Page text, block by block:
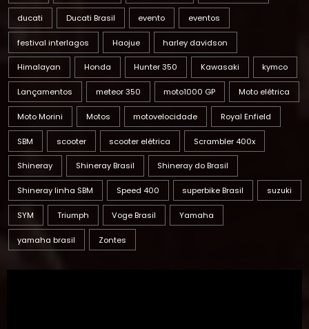
ducati Ducati Brasil evento eventos
festival interlagos Haojue harley davidson
Himalayan Honda Hunter 350 Kawasaki kymco
Lançamentos meteor 350 moto1000 GP Moto elétrica
Moto Morini Motos motovelocidade Royal Enfield
SBM scooter scooter elétrica Scrambler 400x
Shineray Shineray Brasil Shineray do Brasil
Shineray linha SBM Speed 400 superbike Brasil suzuki
SYM Triumph Voge Brasil Yamaha
yamaha brasil Zontes